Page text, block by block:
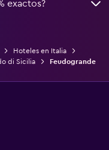
exactos?
Hoteles en Italia
di Sicilia Feudogrande